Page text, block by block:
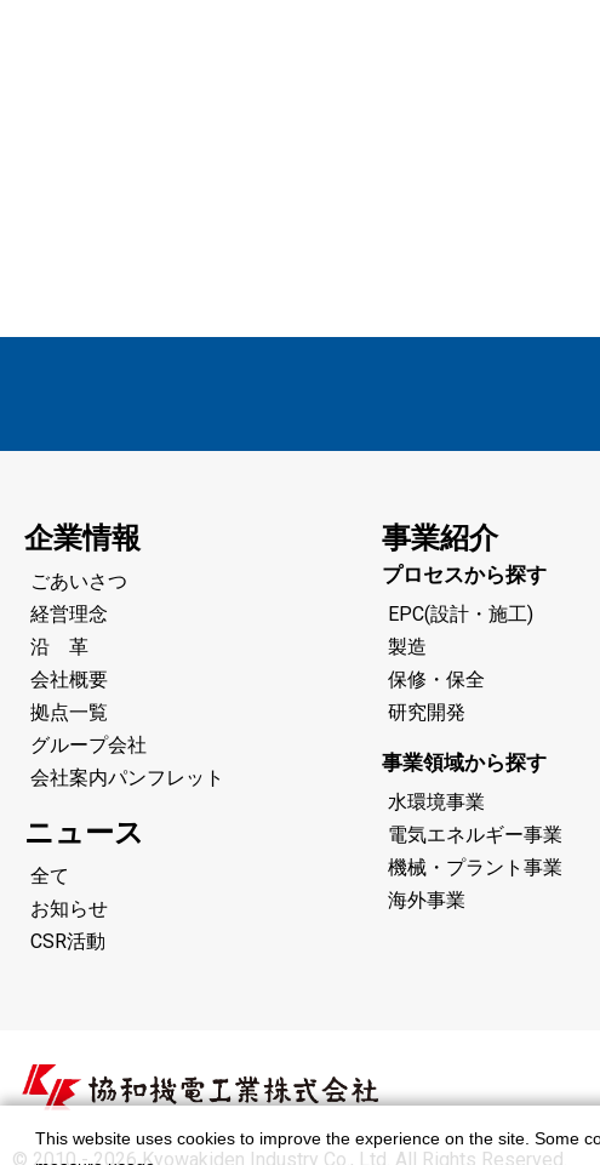
企業情報
ごあいさつ
経営理念
沿 革
会社概要
拠点一覧
グループ会社
会社案内パンフレット
ニュース
全て
お知らせ
CSR活動
事業紹介
プロセスから探す
EPC(設計・施工)
製造
保修・保全
研究開発
事業領域から探す
水環境事業
電気エネルギー事業
機械・プラント事業
海外事業
© 2010 - 2026 Kyowakiden Industry Co., Ltd. All Rights Reserved.
This website uses cookies to improve the experience on the site. Some